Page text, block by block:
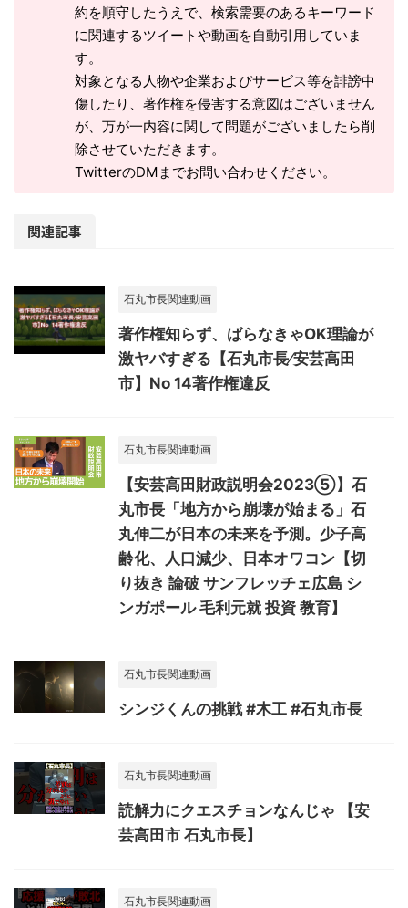
約を順守したうえで、検索需要のあるキーワード
に関連するツイートや動画を自動引用していま
す。
対象となる人物や企業およびサービス等を誹謗中
傷したり、著作権を侵害する意図はございません
が、万が一内容に関して問題がございましたら削
除させていただきます。
TwitterのDMまでお問い合わせください。
関連記事
石丸市長関連動画
著作権知らず、ばらなきゃOK理論が
激ヤバすぎる【石丸市長⁄安芸高田
市】No 14著作権違反
石丸市長関連動画
【安芸高田財政説明会2023⑤】石
丸市長「地方から崩壊が始まる」石
丸伸二が日本の未来を予測。少子高
齢化、人口減少、日本オワコン【切
り抜き 論破 サンフレッチェ広島 シ
ンガポール 毛利元就 投資 教育】
石丸市長関連動画
シンジくんの挑戦 #木工 #石丸市長
石丸市長関連動画
読解力にクエスチョンなんじゃ 【安
芸高田市 石丸市長】
石丸市長関連動画